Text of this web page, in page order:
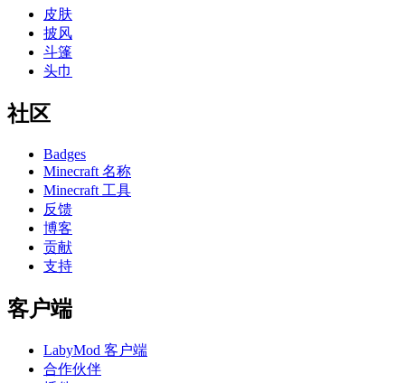
皮肤
披风
斗篷
头巾
社区
Badges
Minecraft 名称
Minecraft 工具
反馈
博客
贡献
支持
客户端
LabyMod 客户端
合作伙伴